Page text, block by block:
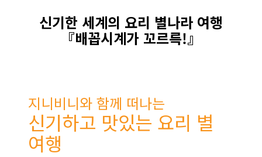
신기한 세계의 요리 별나라 여행
『배꼽시계가 꼬르륵!』
지니비니와 함께 떠나는
신기하고 맛있는 요리 별
여행